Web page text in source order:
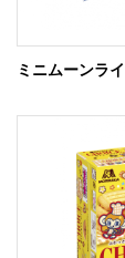
ミニムーンラ